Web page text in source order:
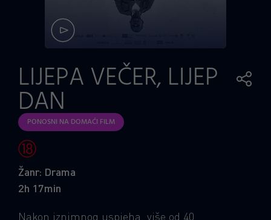
LIJEPA VEČER, LIJEP
DAN
PONOSNI NA DOMAĆI FILM
Žanr: Drama
2h 17min
Nakon iznimnog uspjeha, više od 40